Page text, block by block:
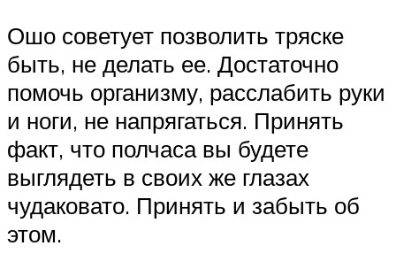
Ошо советует позволить тряске
быть, не делать ее. Достаточно
помочь организму, расслабить руки
и ноги, не напрягаться. Принять
факт, что полчаса вы будете
выглядеть в своих же глазах
чудаковато. Принять и забыть об
этом.